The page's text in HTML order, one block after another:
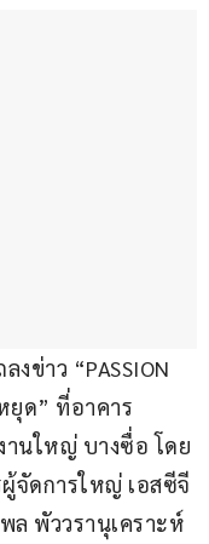
ข่าว “PASSION
ยุด” ที่อาคาร
านใหญ่ บางซื่อ โดย
ผู้จัดการใหญ่ เอสซีจี
ล พัววรานุเคราะห์